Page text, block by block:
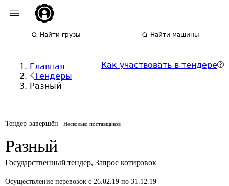
Найти грузы Найти машины
Главная
Тендеры
Разный
Как участвовать в тендере
Тендер завершён Несколько поставщиков
Разный
Государственный тендер, Запрос котировок
Осуществление перевозок с 26.02.19 по 31.12.19